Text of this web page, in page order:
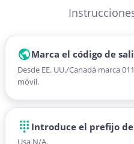
Marca el código de
Desde EE. UU./Canadá marca
móvil.
Introduce el prefijo
Usa N/A.